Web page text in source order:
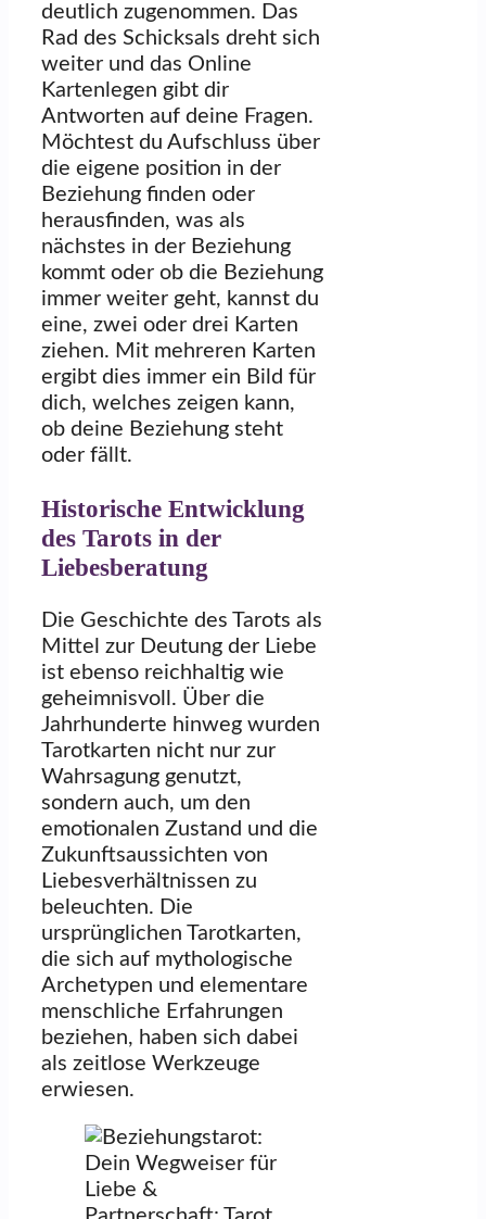
deutlich zugenommen. Das
Rad des Schicksals dreht sich
weiter und das Online
Kartenlegen gibt dir
Antworten auf deine Fragen.
Möchtest du Aufschluss über
die eigene position in der
Beziehung finden oder
herausfinden, was als
nächstes in der Beziehung
kommt oder ob die Beziehung
immer weiter geht, kannst du
eine, zwei oder drei Karten
ziehen. Mit mehreren Karten
ergibt dies immer ein Bild für
dich, welches zeigen kann,
ob deine Beziehung steht
oder fällt.
Historische Entwicklung
des Tarots in der
Liebesberatung
Die Geschichte des Tarots als
Mittel zur Deutung der Liebe
ist ebenso reichhaltig wie
geheimnisvoll. Über die
Jahrhunderte hinweg wurden
Tarotkarten nicht nur zur
Wahrsagung genutzt,
sondern auch, um den
emotionalen Zustand und die
Zukunftsaussichten von
Liebesverhältnissen zu
beleuchten. Die
ursprünglichen Tarotkarten,
die sich auf mythologische
Archetypen und elementare
menschliche Erfahrungen
beziehen, haben sich dabei
als zeitlose Werkzeuge
erwiesen.